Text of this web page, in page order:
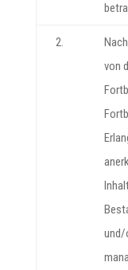
2.
von
und/